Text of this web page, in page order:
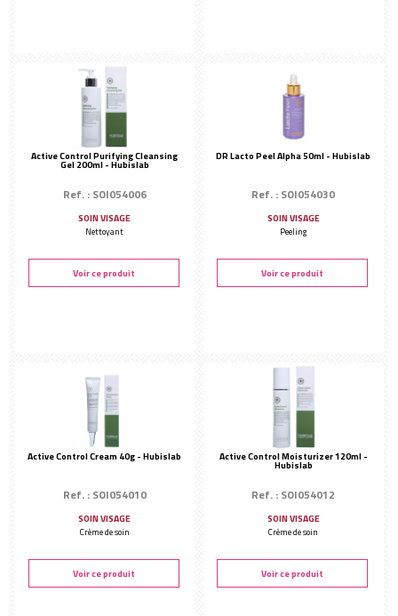
Active Control Purifying Cleansing
Gel 200ml - Hubislab
Ref. : SOI054006
SOIN VISAGE
Nettoyant
Voir ce produit
DR Lacto Peel Alpha 50ml - Hubislab
Ref. : SOI054030
SOIN VISAGE
Peeling
Voir ce produit
Active Control Cream 40g - Hubislab
Ref. : SOI054010
SOIN VISAGE
Crème de soin
Voir ce produit
Active Control Moisturizer 120ml -
Hubislab
Ref. : SOI054012
SOIN VISAGE
Crème de soin
Voir ce produit